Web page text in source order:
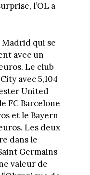
l’OL a
Madrid qui se
avec un
Le club
avec 5,104
United
FC Barcelone
et le Bayern
Les deux
dans le
Germains
valeur de